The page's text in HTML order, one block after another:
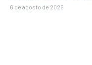
6 de agosto de 2026